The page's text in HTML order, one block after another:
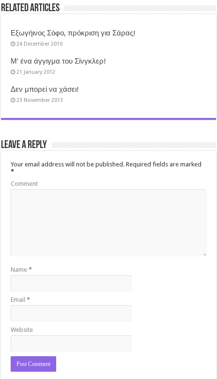
Related Articles
Εξωγήινος Σόφο, πρόκριση για Σάρας!
24 December 2010
Μ’ ένα άγγιγμα του Σίνγκλερ!
21 January 2012
Δεν μπορεί να χάσει!
23 November 2013
Leave a Reply
Your email address will not be published. Required fields are marked
*
Comment
Name*
Email*
Website